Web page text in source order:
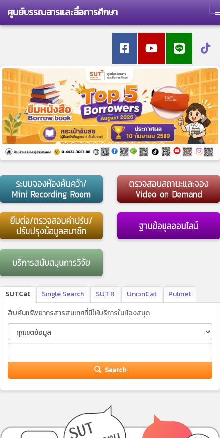
ศูนย์บรรณสารและสื่อการศึกษา
Previous
SUTCat Single Search SUTIR UnionCat
Pulinet
สืบค้นทรัพยากรสารสนเทศที่มีให้บริการในห้องสมุด
Search